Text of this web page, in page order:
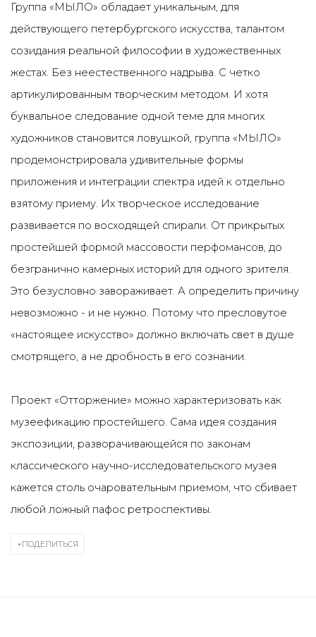
Группа «МЫЛО» обладает уникальным, для
действующего петербургского искусства, талантом
созидания реальной философии в художественных
жестах. Без неестественного надрыва. С четко
артикулированным творческим методом. И хотя
буквальное следование одной теме для многих
художников становится ловушкой, группа «МЫЛО»
продемонстрировала удивительные формы
приложения и интеграции спектра идей к отдельно
взятому приему. Их творческое исследование
развивается по восходящей спирали. От прикрытых
простейшей формой массовости перфомансов, до
безгранично камерных историй для одного зрителя.
Это безусловно завораживает. А определить причину
невозможно - и не нужно. Потому что пресловутое
«настоящее искусство» должно включать свет в душе
смотрящего, а не дробность в его сознании.
Проект «Отторжение» можно характеризовать как
музеефикацию простейшего. Сама идея создания
экспозиции, разворачивающейся по законам
классического научно-исследовательского музея
кажется столь очаровательным приемом, что сбивает
любой ложный пафос ретроспективы.
ПОДЕЛИТЬСЯ